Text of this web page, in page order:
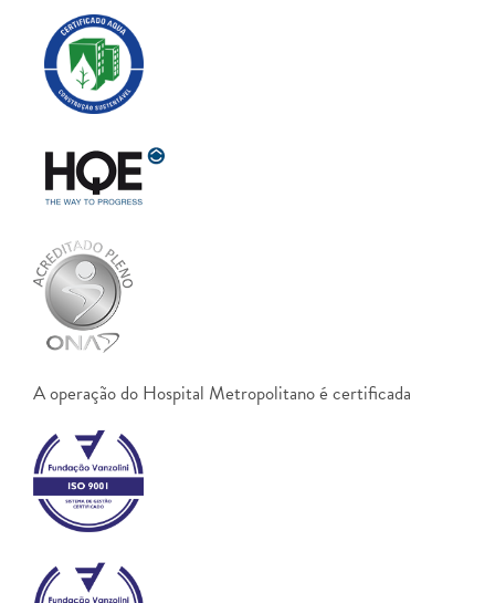
A operação do Hospital Metropolitano é certificada